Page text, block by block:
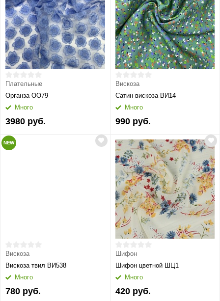
Плательные
Органза ОО79
Много
3980 руб.
Вискоза
Сатин вискоза ВИ14
Много
990 руб.
NEW
Вискоза
Вискоза твил ВИ538
Много
780 руб.
Шифон
Шифон цветной ШЦ1
Много
420 руб.